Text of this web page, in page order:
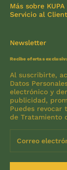
Más sobre KUPA
Servicio al
Newsletter
Recibe ofertas
Al suscribirte,
Datos
electrónico y
publicidad,
Puedes revocar
de Tratamiento